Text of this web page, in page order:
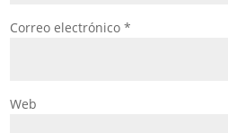
Correo electrónico*
Web